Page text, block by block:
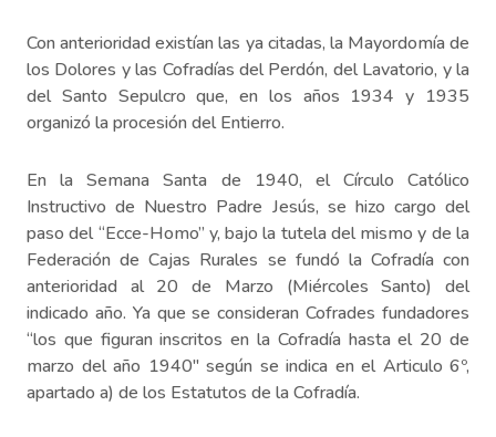
Con anterioridad existían las ya citadas, la Mayordomía de
los Dolores y las Cofradías del Perdón, del Lavatorio, y la
del Santo Sepulcro que, en los años 1934 y 1935
organizó la procesión del Entierro.
En la Semana Santa de 1940, el Círculo Católico
Instructivo de Nuestro Padre Jesús, se hizo cargo del
paso del “Ecce-Homo” y, bajo la tutela del mismo y de la
Federación de Cajas Rurales se fundó la Cofradía con
anterioridad al 20 de Marzo (Miércoles Santo) del
indicado año. Ya que se consideran Cofrades fundadores
“los que figuran inscritos en la Cofradía hasta el 20 de
marzo del año 1940″ según se indica en el Articulo 6º,
apartado a) de los Estatutos de la Cofradía.